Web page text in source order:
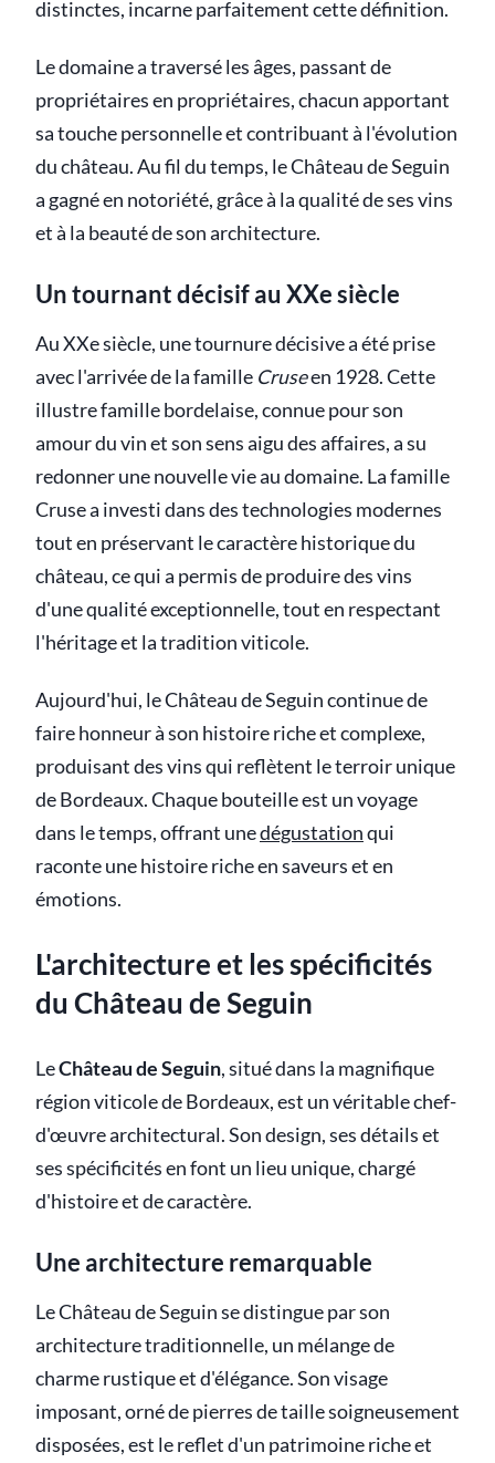
distinctes, incarne parfaitement cette définition.
Le domaine a traversé les âges, passant de
propriétaires en propriétaires, chacun apportant
sa touche personnelle et contribuant à l'évolution
du château. Au fil du temps, le Château de Seguin
a gagné en notoriété, grâce à la qualité de ses vins
et à la beauté de son architecture.
Un tournant décisif au XXe siècle
Au XXe siècle, une tournure décisive a été prise
avec l'arrivée de la famille Cruseen 1928. Cette
illustre famille bordelaise, connue pour son
amour du vin et son sens aigu des affaires, a su
redonner une nouvelle vie au domaine. La famille
Cruse a investi dans des technologies modernes
tout en préservant le caractère historique du
château, ce qui a permis de produire des vins
d'une qualité exceptionnelle, tout en respectant
l'héritage et la tradition viticole.
Aujourd'hui, le Château de Seguin continue de
faire honneur à son histoire riche et complexe,
produisant des vins qui reflètent le terroir unique
de Bordeaux. Chaque bouteille est un voyage
dans le temps, offrant unedégustationqui
raconte une histoire riche en saveurs et en
émotions.
L'architecture et les spécificités
du Château de Seguin
LeChâteau de Seguin, situé dans la magnifique
région viticole de Bordeaux, est un véritable chef-
d'œuvre architectural. Son design, ses détails et
ses spécificités en font un lieu unique, chargé
d'histoire et de caractère.
Une architecture remarquable
Le Château de Seguin se distingue par son
architecture traditionnelle, un mélange de
charme rustique et d'élégance. Son visage
imposant, orné de pierres de taille soigneusement
disposées, est le reflet d'un patrimoine riche et